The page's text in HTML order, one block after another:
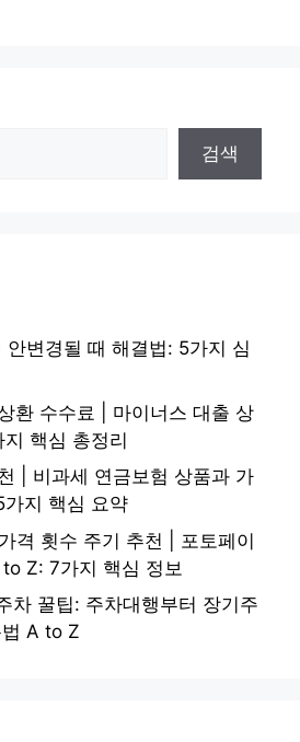
검색
안변경될 때 해결법: 5가지 심
환 수수료 | 마이너스 대출 상
핵심 총정리
| 비과세 연금보험 상품과 가
지 핵심 요약
격 횟수 주기 추천 | 포토페이
Z: 7가지 핵심 정보
차 꿀팁: 주차대행부터 장기주
A to Z